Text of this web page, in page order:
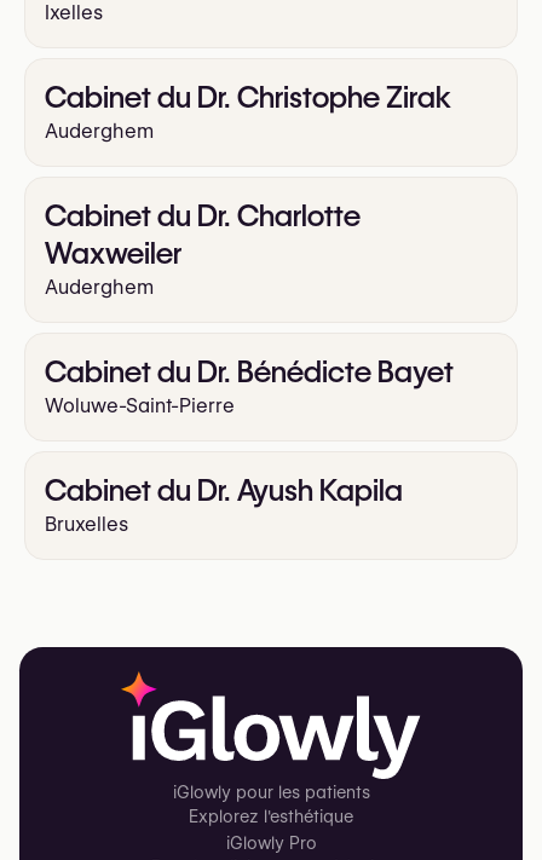
Ixelles
Cabinet du Dr. Christophe Zirak
Auderghem
Cabinet du Dr. Charlotte
Waxweiler
Auderghem
Cabinet du Dr. Bénédicte Bayet
Woluwe-Saint-Pierre
Cabinet du Dr. Ayush Kapila
Bruxelles
iGlowly pour les patients
Explorez l'esthétique
iGlowly Pro